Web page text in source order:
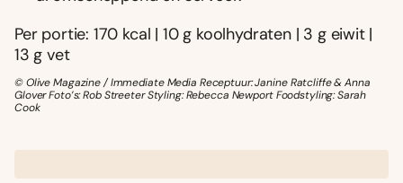
Per portie: 170 kcal | 10 g koolhydraten | 3 g eiwit |
13 g vet
© Olive Magazine / Immediate Media Receptuur: Janine Ratcliffe & Anna
Glover Foto’s: Rob Streeter Styling: Rebecca Newport Foodstyling: Sarah
Cook